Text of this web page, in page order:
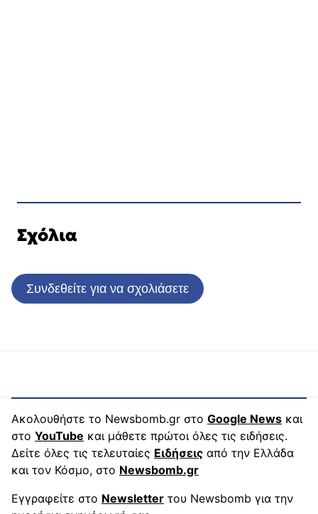
Σχόλια
Συνδεθείτε για να σχολιάσετε
Ακολουθήστε το Newsbomb.gr στο Google News και
στο YouTube και μάθετε πρώτοι όλες τις ειδήσεις.
Δείτε όλες τις τελευταίες Ειδήσεις από την Ελλάδα
και τον Κόσμο, στο Newsbomb.gr
Εγγραφείτε στο Newsletter του Newsbomb για την